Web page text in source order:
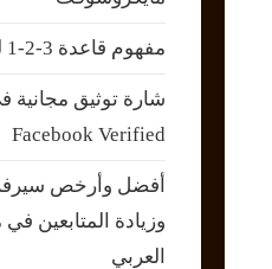
مفهوم قاعدة 3-2-1 لحفظ البيانات
شارة توثيق
Facebook Verified
أفضل وأرخص
وزيادة المتابعين
العربي